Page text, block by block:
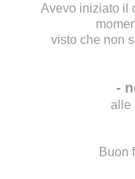
Avevo iniziato il
visto che non
-
alle
Buon